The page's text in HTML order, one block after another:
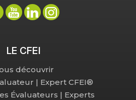
LE CFEI
découvrir
| Expert CFEI®
Évaluateurs | Experts